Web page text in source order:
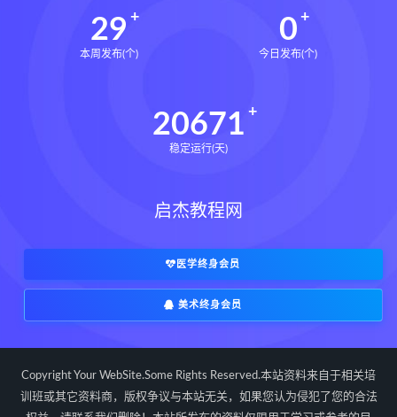
29
本周发布(个)
0
今日发布(个)
20671
稳定运行(天)
启杰教程网
医学终身会员
美术终身会员
Copyright Your WebSite.Some Rights Reserved.本站资料来自于相关培
训班或其它资料商，版权争议与本站无关，如果您认为侵犯了您的合法